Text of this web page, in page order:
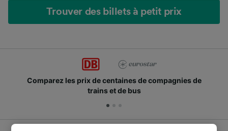
Trouver des billets à petit prix
Comparez les prix de centaines de compagnies de
trains et de bus